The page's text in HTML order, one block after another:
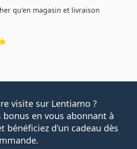
qu'en magasin et livraison
visite sur Lentiamo ?
en vous abonnant à
bénéficiez d'un cadeau dès